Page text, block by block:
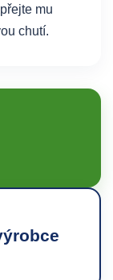
mu
chutí.